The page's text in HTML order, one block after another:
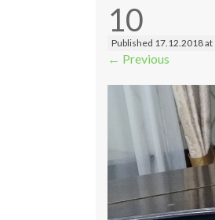
10
Published 17.12.2018at
← Previous